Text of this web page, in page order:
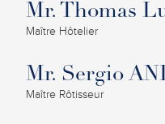
Mr. Thomas
Maître Hôtelier
Mr. Sergio
Maître Rôtisseur